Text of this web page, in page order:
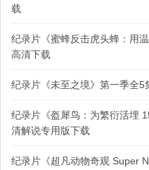
载
纪录片《蜜蜂反击虎头蜂：用
高清下载
纪录片《未至之境》第一季全
纪录片《盔犀鸟：为繁衍活埋
清解说专用版下载
纪录片《超凡动物奇观 Super